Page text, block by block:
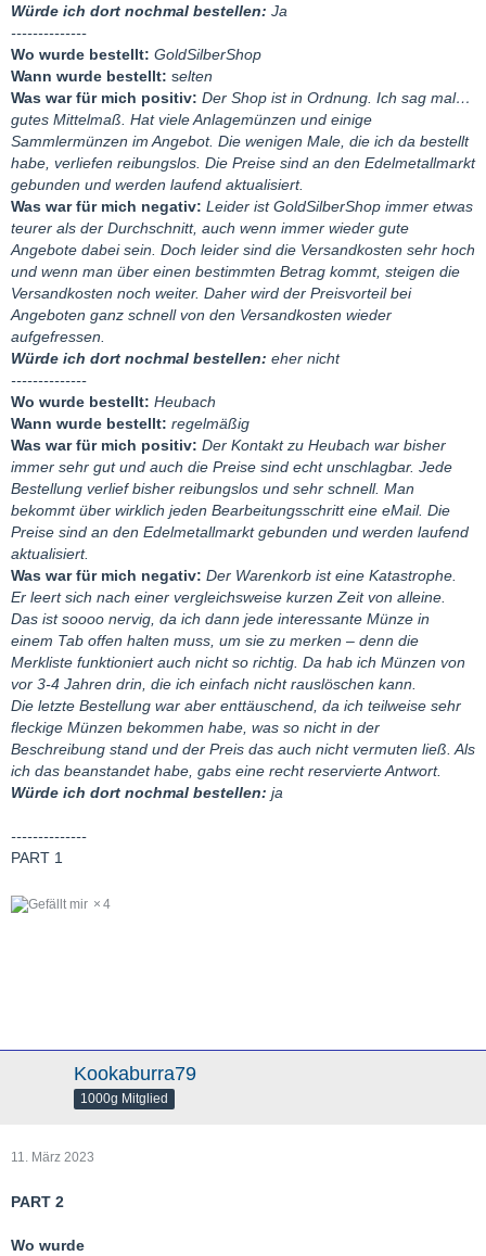
Würde ich dort nochmal bestellen: Ja
--------------
Wo wurde bestellt: GoldSilberShop
Wann wurde bestellt: selten
Was war für mich positiv: Der Shop ist in Ordnung. Ich sag mal…
gutes Mittelmaß. Hat viele Anlagemünzen und einige
Sammlermünzen im Angebot. Die wenigen Male, die ich da bestellt
habe, verliefen reibungslos. Die Preise sind an den Edelmetallmarkt
gebunden und werden laufend aktualisiert.
Was war für mich negativ: Leider ist GoldSilberShop immer etwas
teurer als der Durchschnitt, auch wenn immer wieder gute
Angebote dabei sein. Doch leider sind die Versandkosten sehr hoch
und wenn man über einen bestimmten Betrag kommt, steigen die
Versandkosten noch weiter. Daher wird der Preisvorteil bei
Angeboten ganz schnell von den Versandkosten wieder
aufgefressen.
Würde ich dort nochmal bestellen: eher nicht
--------------
Wo wurde bestellt: Heubach
Wann wurde bestellt: regelmäßig
Was war für mich positiv: Der Kontakt zu Heubach war bisher
immer sehr gut und auch die Preise sind echt unschlagbar. Jede
Bestellung verlief bisher reibungslos und sehr schnell. Man
bekommt über wirklich jeden Bearbeitungsschritt eine eMail. Die
Preise sind an den Edelmetallmarkt gebunden und werden laufend
aktualisiert.
Was war für mich negativ: Der Warenkorb ist eine Katastrophe.
Er leert sich nach einer vergleichsweise kurzen Zeit von alleine.
Das ist soooo nervig, da ich dann jede interessante Münze in
einem Tab offen halten muss, um sie zu merken – denn die
Merkliste funktioniert auch nicht so richtig. Da hab ich Münzen von
vor 3-4 Jahren drin, die ich einfach nicht rauslöschen kann.
Die letzte Bestellung war aber enttäuschend, da ich teilweise sehr
fleckige Münzen bekommen habe, was so nicht in der
Beschreibung stand und der Preis das auch nicht vermuten ließ. Als
ich das beanstandet habe, gabs eine recht reservierte Antwort.
Würde ich dort nochmal bestellen: ja
--------------
PART 1
4
Kookaburra79
1000g Mitglied
11. März 2023
PART 2
Wo wurde